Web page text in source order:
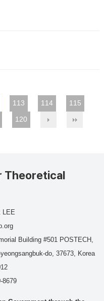
113 114
115
120
Theoretical
LEE
Building #501 POSTECH,
do, 37673, Korea
8679